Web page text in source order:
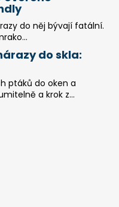
do něj bývají fatální.
do skla:
ptáků do oken a
a krok z...